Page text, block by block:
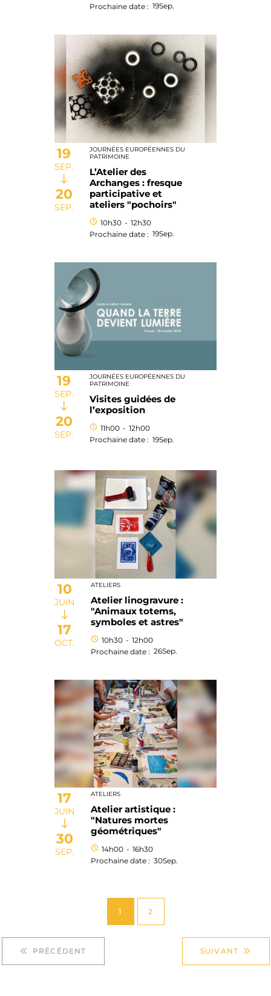
Prochaine date :19Sep.
JOURNÉES EUROPÉENNES DU
PATRIMOINE
L’Atelier des
Archanges : fresque
participative et
ateliers "pochoirs"
10h30 - 12h30
Prochaine date :19Sep.
19
SEP.
20
SEP.
JOURNÉES EUROPÉENNES DU
PATRIMOINE
Visites guidées de
l’exposition
11h00 - 12h00
Prochaine date :19Sep.
19
SEP.
20
SEP.
ATELIERS
Atelier linogravure :
"Animaux totems,
symboles et astres"
10h30 - 12h00
Prochaine date : 26Sep.
10
JUIN
17
OCT.
ATELIERS
Atelier artistique :
"Natures mortes
géométriques"
14h00 - 16h30
Prochaine date : 30Sep.
17
JUIN
30
SEP.
PRÉCÉDENT
1 2
SUIVANT